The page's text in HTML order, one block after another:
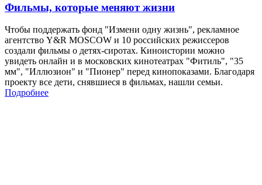
Фильмы, которые меняют жизни
Чтобы поддержать фонд "Измени одну жизнь", рекламное
агентство Y&R MOSCOW и 10 российских режиссеров
создали фильмы о детях-сиротах. Киноистории можно
увидеть онлайн и в московских кинотеатрах "Фитиль", "35
мм", "Иллюзион" и "Пионер" перед кинопоказами. Благодаря
проекту все дети, снявшиеся в фильмах, нашли семьи.
Подробнее